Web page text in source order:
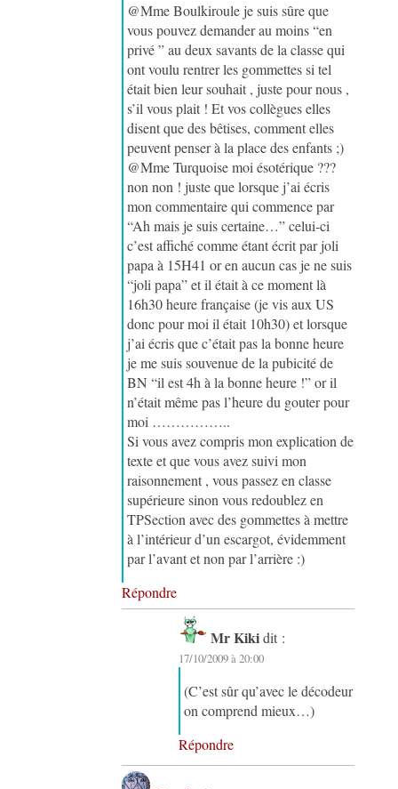
@Mme Boulkiroule je suis sûre que
vous pouvez demander au moins “en
privé ” au deux savants de la classe qui
ont voulu rentrer les gommettes si tel
était bien leur souhait , juste pour nous ,
s’il vous plait ! Et vos collègues elles
disent que des bêtises, comment elles
peuvent penser à la place des enfants ;)
@Mme Turquoise moi ésotérique ???
non non ! juste que lorsque j’ai écris
mon commentaire qui commence par
“Ah mais je suis certaine…” celui-ci
c’est affiché comme étant écrit par joli
papa à 15H41 or en aucun cas je ne suis
“joli papa” et il était à ce moment là
16h30 heure française (je vis aux US
donc pour moi il était 10h30) et lorsque
j’ai écris que c’était pas la bonne heure
je me suis souvenue de la pubicité de
BN “il est 4h à la bonne heure !” or il
n’était même pas l’heure du gouter pour
moi ……………..
Si vous avez compris mon explication de
texte et que vous avez suivi mon
raisonnement , vous passez en classe
supérieure sinon vous redoublez en
TPSection avec des gommettes à mettre
à l’intérieur d’un escargot, évidemment
par l’avant et non par l’arrière :)
Répondre
Mr Kiki dit :
17/10/2009 à 20:00
(C’est sûr qu’avec le décodeur
on comprend mieux…)
Répondre